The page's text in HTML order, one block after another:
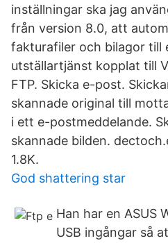
inställningar ska jag
från version 8.0, att
fakturafiler och bilagor till
utställartjänst kopplat till
FTP. Skicka e-post.
skannade original till
i ett e-postmeddelande.
skannade bilden.
1.8K.
God shattering star
Han har en ASUS
USB ingångar så